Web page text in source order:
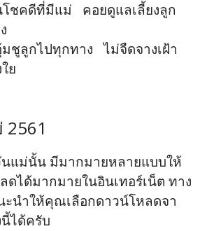
โชคดีที่มีแม่ คอยดูแลเลี้ยงลูก
ชูลูกไปทุกทาง ไม่จืดจางเฝ้า
ย
แม่นั้น มีมากมายหลายแบบให้
ดได้มากมายในอินเทอร์เน็ต ทาง
ะนำให้คุณเลือกดาวน์โหลดจา
ได้ครับ